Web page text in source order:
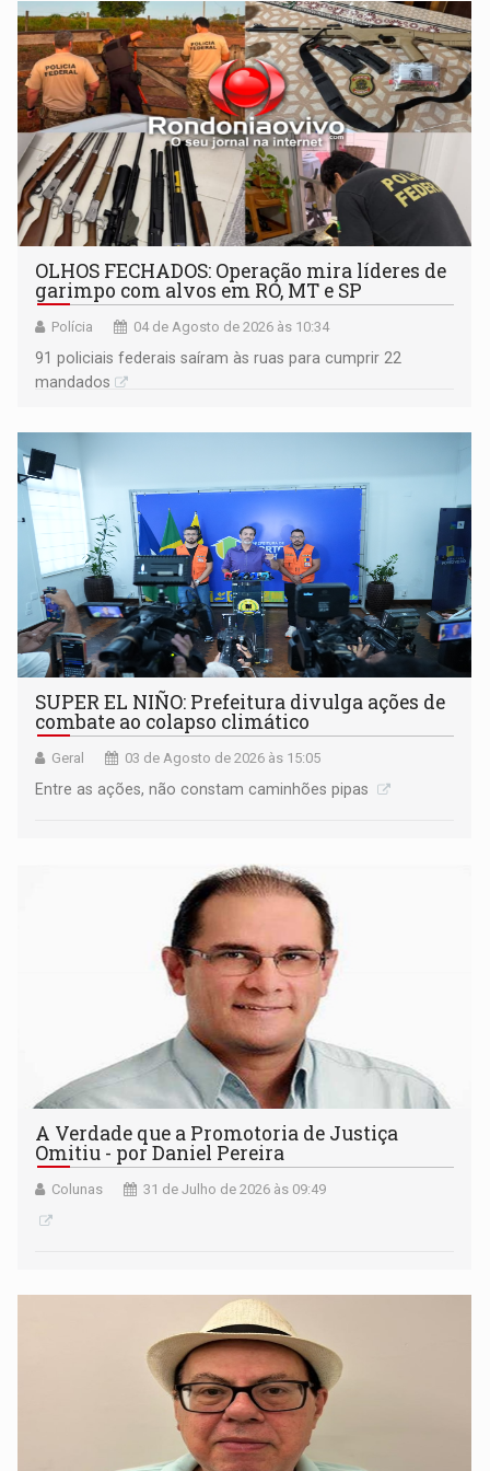
OLHOS FECHADOS: Operação mira líderes de
garimpo com alvos em RO, MT e SP
Polícia 04 de Agosto de 2026 às 10:34
91 policiais federais saíram às ruas para cumprir 22
mandados
SUPER EL NIÑO: Prefeitura divulga ações de
combate ao colapso climático
Geral 03 de Agosto de 2026 às 15:05
Entre as ações, não constam caminhões pipas
A Verdade que a Promotoria de Justiça
Omitiu - por Daniel Pereira
Colunas 31 de Julho de 2026 às 09:49